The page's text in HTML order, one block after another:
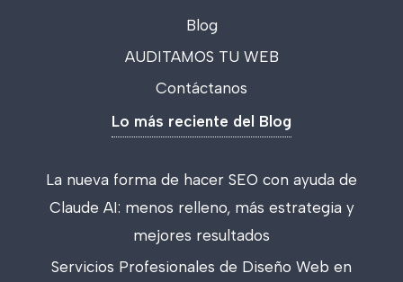
Blog
AUDITAMOS TU WEB
Contáctanos
Lo más reciente del Blog
La nueva forma de hacer SEO con ayuda de
Claude AI: menos relleno, más estrategia y
mejores resultados
Servicios Profesionales de Diseño Web en